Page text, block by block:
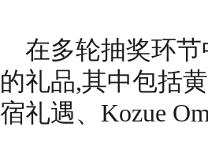
在多轮抽奖环
的礼品,其中包括
宿礼遇、Kozue